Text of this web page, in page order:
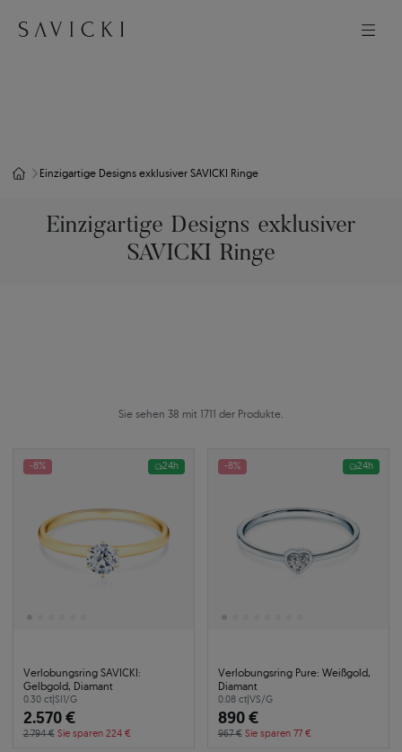
Einzigartige Designs exklusiver SAVICKI Ringe
Einzigartige Designs exklusiver
SAVICKI Ringe
Sie sehen 38 mit 1711 der Produkte.
-8% 24h
Verlobungsring SAVICKI:
Gelbgold, Diamant
0.30 ct|SI1/G
2.570 €
2.794 € Sie sparen 224 €
-8% 24h
Verlobungsring Pure: Weißgold,
Diamant
0.08 ct|VS/G
890 €
967 € Sie sparen 77 €